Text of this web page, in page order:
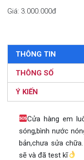
Giá: 3.000.000đ
THÔNG TIN
THÔNG SỐ
Ý KIẾN
Cửa hàng em
sóng,bình nước
bản,chưa sửa
sẽ và đã test kĩ